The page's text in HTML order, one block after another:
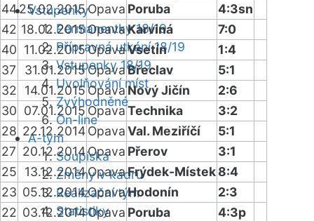
Vstupenky
Permanentky 18/19
Přípravná utkání 18/19
Vstupenky 18/19
Uvolňování míst
Zvýhodněné
On-line
A-tým
Soupiska
Změny v kádru
Realizační tým
Statistiky
4425.02.2015Opava Poruba
4:3sn
42 18.02.2015OpavaKarviná
7:0
40 11.02.2015OpavaVsetín
1:4
37
31.01.2015OpavaBřeclav
5:1
32
14.01.2015Opava Nový Jičín
2:6
30 07.01.2015OpavaTechnika
3:2
28 22.12.2014OpavaVal. Meziříčí
5:1
27 20.12.2014Opava Přerov
3:1
25
13.12.2014OpavaFrýdek-Místek8:4
23 05.12.2014OpavaHodonín
2:3
22 03.12.2014Opava Poruba
4:3p